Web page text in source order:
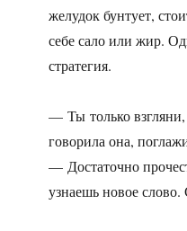
желудок бунтует,
себе сало или жир.
стратегия.
— Ты только
говорила она,
— Достаточно
узнаешь новое